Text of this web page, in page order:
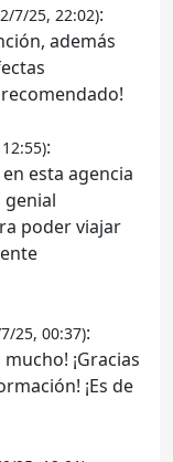
7/25, 22:02):
además
:
esta agencia
genial
poder viajar
25, 00:37):
¡Gracias
¡Es de